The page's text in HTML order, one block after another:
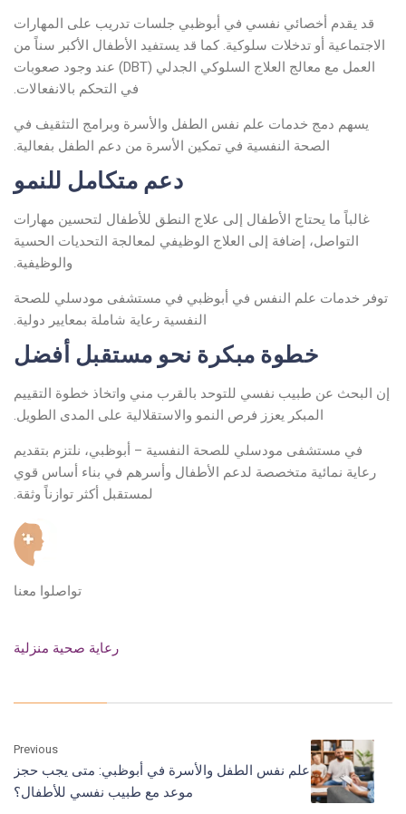
قد يقدم أخصائي نفسي في أبوظبي جلسات تدريب على المهارات
الاجتماعية أو تدخلات سلوكية. كما قد يستفيد الأطفال الأكبر سناً من
العمل مع معالج العلاج السلوكي الجدلي (DBT) عند وجود صعوبات
في التحكم بالانفعالات.
يسهم دمج خدمات علم نفس الطفل والأسرة وبرامج التثقيف في
الصحة النفسية في تمكين الأسرة من دعم الطفل بفعالية.
دعم متكامل للنمو
غالباً ما يحتاج الأطفال إلى علاج النطق للأطفال لتحسين مهارات
التواصل، إضافة إلى العلاج الوظيفي لمعالجة التحديات الحسية
والوظيفية.
توفر خدمات علم النفس في أبوظبي في مستشفى مودسلي للصحة
النفسية رعاية شاملة بمعايير دولية.
خطوة مبكرة نحو مستقبل أفضل
إن البحث عن طبيب نفسي للتوحد بالقرب مني واتخاذ خطوة التقييم
المبكر يعزز فرص النمو والاستقلالية على المدى الطويل.
في مستشفى مودسلي للصحة النفسية – أبوظبي، نلتزم بتقديم
رعاية نمائية متخصصة لدعم الأطفال وأسرهم في بناء أساس قوي
لمستقبل أكثر توازناً وثقة.
تواصلوا معنا
رعاية صحية منزلية
Previous
علم نفس الطفل والأسرة في أبوظبي: متى يجب حجز
موعد مع طبيب نفسي للأطفال؟